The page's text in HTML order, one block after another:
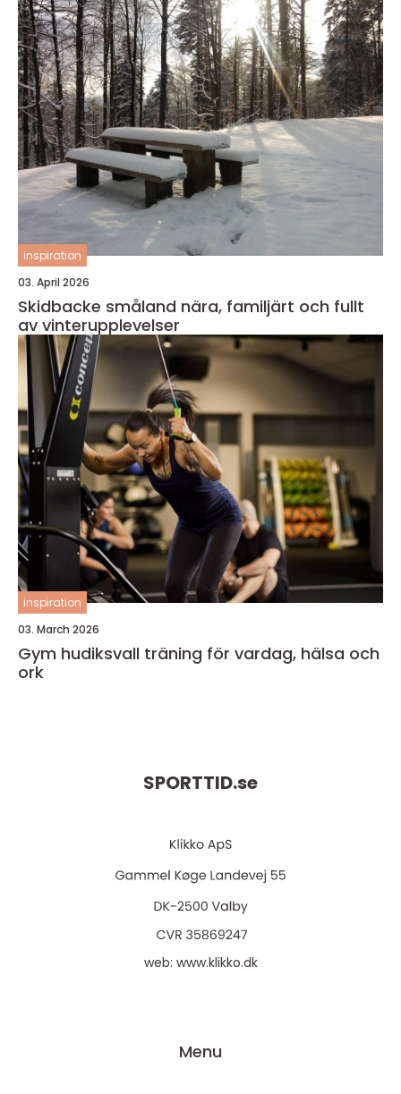
inspiration
03. April 2026
Skidbacke småland nära, familjärt och fullt
av vinterupplevelser
inspiration
03. March 2026
Gym hudiksvall träning för vardag, hälsa och
ork
SPORTTID.se
web: www.klikko.dk
Menu